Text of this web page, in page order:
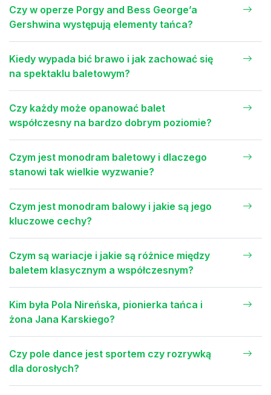
Czy w operze Porgy and Bess George’a
Gershwina występują elementy tańca?
Kiedy wypada bić brawo i jak zachować się
na spektaklu baletowym?
Czy każdy może opanować balet
współczesny na bardzo dobrym poziomie?
Czym jest monodram baletowy i dlaczego
stanowi tak wielkie wyzwanie?
Czym jest monodram balowy i jakie są jego
kluczowe cechy?
Czym są wariacje i jakie są różnice między
baletem klasycznym a współczesnym?
Kim była Pola Nireńska, pionierka tańca i
żona Jana Karskiego?
Czy pole dance jest sportem czy rozrywką
dla dorosłych?